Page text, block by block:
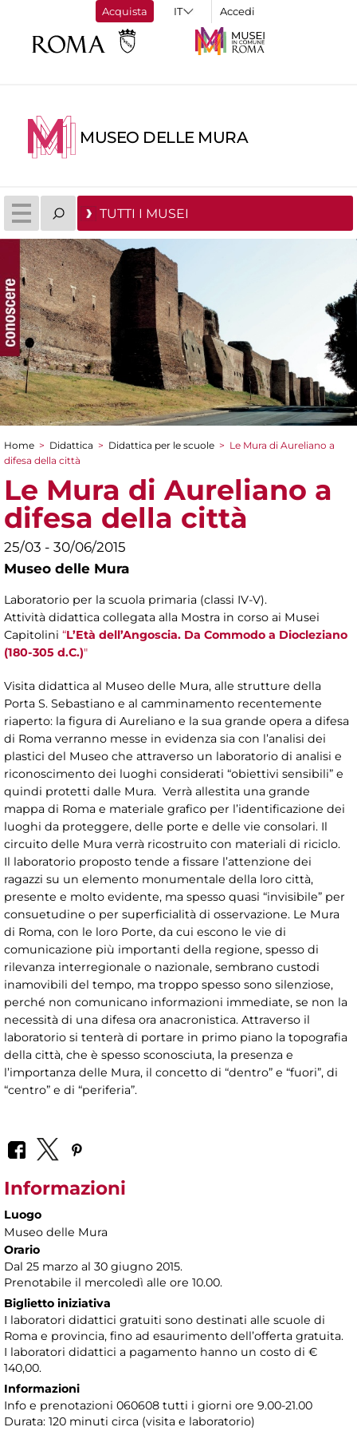
Acquista Accedi
MUSEO DELLE MURA
TUTTI I MUSEI
Tu sei qui
Home > Didattica > Didattica per le scuole > Le Mura di Aureliano a
difesa della città
Le Mura di Aureliano a
difesa della città
25/03 - 30/06/2015
Museo delle Mura
Laboratorio per la scuola primaria (classi IV-V).
Attività didattica collegata alla Mostra in corso ai Musei
Capitolini “L’Età dell’Angoscia. Da Commodo a Diocleziano
(180-305 d.C.)"
Visita didattica al Museo delle Mura, alle strutture della
Porta S. Sebastiano e al camminamento recentemente
riaperto: la figura di Aureliano e la sua grande opera a difesa
di Roma verranno messe in evidenza sia con l’analisi dei
plastici del Museo che attraverso un laboratorio di analisi e
riconoscimento dei luoghi considerati “obiettivi sensibili” e
quindi protetti dalle Mura. Verrà allestita una grande
mappa di Roma e materiale grafico per l’identificazione dei
luoghi da proteggere, delle porte e delle vie consolari. Il
circuito delle Mura verrà ricostruito con materiali di riciclo.
Il laboratorio proposto tende a fissare l’attenzione dei
ragazzi su un elemento monumentale della loro città,
presente e molto evidente, ma spesso quasi “invisibile” per
consuetudine o per superficialità di osservazione. Le Mura
di Roma, con le loro Porte, da cui escono le vie di
comunicazione più importanti della regione, spesso di
rilevanza interregionale o nazionale, sembrano custodi
inamovibili del tempo, ma troppo spesso sono silenziose,
perché non comunicano informazioni immediate, se non la
necessità di una difesa ora anacronistica. Attraverso il
laboratorio si tenterà di portare in primo piano la topografia
della città, che è spesso sconosciuta, la presenza e
l’importanza delle Mura, il concetto di “dentro” e “fuori”, di
“centro” e di “periferia”.
Informazioni
Luogo
Museo delle Mura
Orario
Dal 25 marzo al 30 giugno 2015.
Prenotabile il mercoledì alle ore 10.00.
Biglietto iniziativa
I laboratori didattici gratuiti sono destinati alle scuole di
Roma e provincia, fino ad esaurimento dell’offerta gratuita.
I laboratori didattici a pagamento hanno un costo di €
140,00.
Informazioni
Info e prenotazioni 060608 tutti i giorni ore 9.00-21.00
Durata: 120 minuti circa (visita e laboratorio)